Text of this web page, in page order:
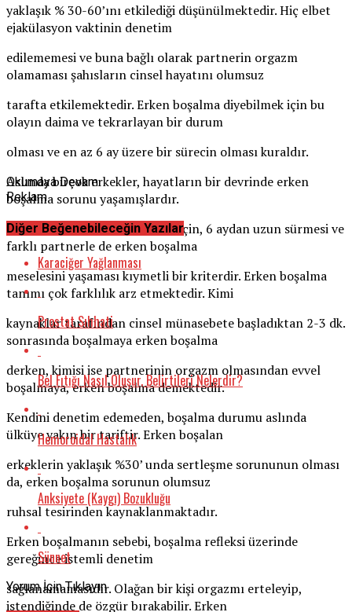
yaklaşık % 30-60’ını etkilediği düşünülmektedir. Hiç elbet
ejakülasyon vaktinin denetim
edilememesi ve buna bağlı olarak partnerin orgazm
olamaması şahısların cinsel hayatını olumsuz
tarafta etkilemektedir. Erken boşalma diyebilmek için bu
olayın daima ve tekrarlayan bir durum
olması ve en az 6 ay üzere bir sürecin olması kuraldır.
Aslında birçok erkekler, hayatların bir devrinde erken
boşalma sorunu yaşamışlardır.
Esasen buna sorun diyebilmek için, 6 aydan uzun sürmesi ve
farklı partnerle de erken boşalma
meselesini yaşaması kıymetli bir kriterdir. Erken boşalma
tanımı çok farklılık arz etmektedir. Kimi
kaynaklar tarafından cinsel münasebete başladıktan 2-3 dk.
sonrasında boşalmaya erken boşalma
derken, kimisi ise partnerinin orgazm olmasından evvel
boşalmaya, erken boşalma demektedir.
Kendini denetim edemeden, boşalma durumu aslında
ülküye yakın bir tariftir. Erken boşalan
erkeklerin yaklaşık %30’ unda sertleşme sorununun olması
da, erken boşalma sorunun olumsuz
ruhsal tesirinden kaynaklanmaktadır.
Erken boşalmanın sebebi, boşalma refleksi üzerinde
gereğince istemli denetim
sağlanamamasıdır. Olağan bir kişi orgazmı erteleyip,
istendiğinde de özgür bırakabilir. Erken
Okumaya Devam
Reklam
Diğer Beğenebileceğin Yazılar
Karaciğer Yağlanması
Prostat Sıhhati
Bel Fıtığı Nasıl Oluşur, Belirtileri Nelerdir?
Hemoroidal Hastalık
Anksiyete (Kaygı) Bozukluğu
Sünnet
Yorum İçin Tıklayın